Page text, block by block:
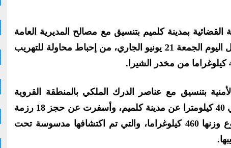
بمدينة كلميم بتنسيق مع مصالح المديرية العامة
لمراقبة التراب الوطني، زوال اليوم الجمعة 21 يونيو الجاري، من إحباط محاولة للتهريب
بتنسيق مع عناصر الدرك الملكي بالمنطقة القروية
“تاغجيجت” التي تبعد بحوالي 40 كيلومترا عن مدينة كلميم، وأسفرت عن حجز 18 رزمة
من مخدر الشيرا يبلغ مجموع وزنها 460 كيلوغراما، والتي تم اكتشافها مدسوسة تحت